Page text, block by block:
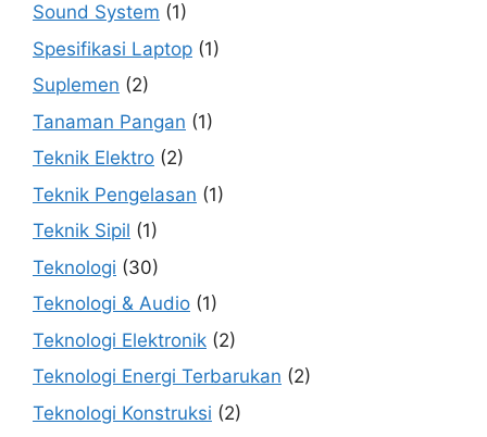
Sound System (1)
Spesifikasi Laptop (1)
Suplemen (2)
Tanaman Pangan (1)
Teknik Elektro (2)
Teknik Pengelasan (1)
Teknik Sipil (1)
Teknologi (30)
Teknologi & Audio (1)
Teknologi Elektronik (2)
Teknologi Energi Terbarukan (2)
Teknologi Konstruksi (2)